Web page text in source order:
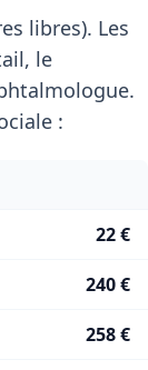
libres). Les
le
:
22 €
240 €
258 €